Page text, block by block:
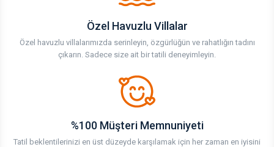
Özel Havuzlu Villalar
Özel havuzlu villalarımızda serinleyin, özgürlüğün ve rahatlığın tadını
çıkarın. Sadece size ait bir tatili deneyimleyin.
%100 Müşteri Memnuniyeti
Tatil beklentilerinizi en üst düzeyde karşılamak için her zaman en iyisini